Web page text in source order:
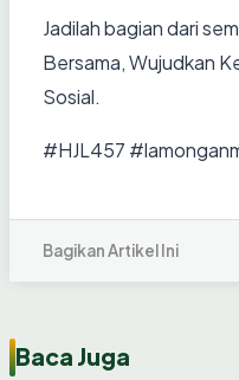
Jadilah bagian dari
Bersama, Wujudkan
Sosial.
#HJL457
Bagikan Artikel Ini
Baca Juga